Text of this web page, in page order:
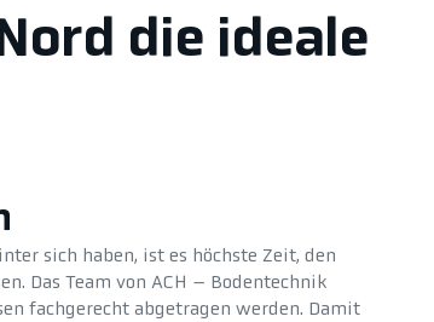
die ideale
sich haben, ist es höchste Zeit, den
Das Team von ACH – Bodentechnik
fachgerecht abgetragen werden. Damit